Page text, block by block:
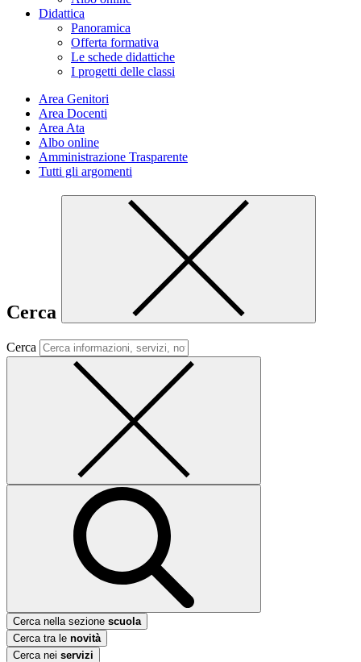
Didattica
Panoramica
Offerta formativa
Le schede didattiche
I progetti delle classi
Area Genitori
Area Docenti
Area Ata
Albo online
Amministrazione Trasparente
Tutti gli argomenti
Cerca
Cerca
Cerca nella sezione scuola
Cerca tra le novità
Cerca nei servizi